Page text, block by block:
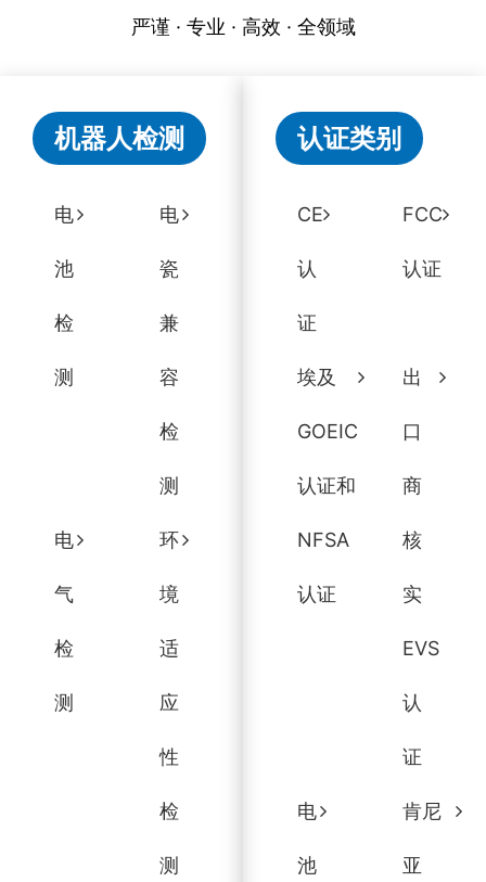
严谨 · 专业 · 高效 · 全领域
机器人检测
电
池
检
测
电
瓷
兼
容
检
测
电
气
检
测
环
境
适
应
性
检
测
认证类别
CE
认
证
FCC
认证
埃及
GOEIC
认证和
NFSA
认证
出
口
商
核
实
EVS
认
证
电
池
肯尼
亚